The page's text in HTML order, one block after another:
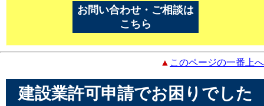
お問い合わせ・ご相談は
こちら
▲ このページの一番上へ
建設業許可申請でお困りでした